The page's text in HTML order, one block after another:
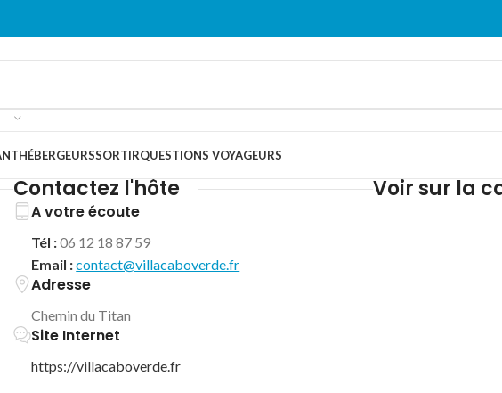
HÉBERGEURSSORTIRQUESTIONS VOYAGEURS
Contactez l'hôte
A votre écoute
Tél :06 12 18 87 59
Email :contact@villacaboverde.fr
Adresse
Chemin du Titan
Site Internet
https://villacaboverde.fr
Voir sur la